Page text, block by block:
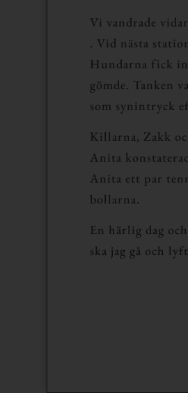
Vi vandrade
. Vid nästa
Hundarna fick
gömde. Tanken
som synintryck
Killarna, Zakk
Anita
Anita ett par
bollarna.
En härlig dag
ska jag gå och